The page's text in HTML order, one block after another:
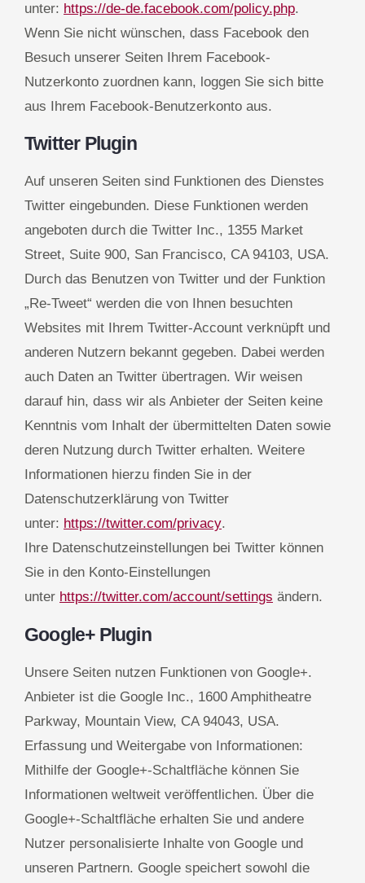
unter: https://de-de.facebook.com/policy.php.
Wenn Sie nicht wünschen, dass Facebook den
Besuch unserer Seiten Ihrem Facebook-
Nutzerkonto zuordnen kann, loggen Sie sich bitte
aus Ihrem Facebook-Benutzerkonto aus.
Twitter Plugin
Auf unseren Seiten sind Funktionen des Dienstes
Twitter eingebunden. Diese Funktionen werden
angeboten durch die Twitter Inc., 1355 Market
Street, Suite 900, San Francisco, CA 94103, USA.
Durch das Benutzen von Twitter und der Funktion
„Re-Tweet“ werden die von Ihnen besuchten
Websites mit Ihrem Twitter-Account verknüpft und
anderen Nutzern bekannt gegeben. Dabei werden
auch Daten an Twitter übertragen. Wir weisen
darauf hin, dass wir als Anbieter der Seiten keine
Kenntnis vom Inhalt der übermittelten Daten sowie
deren Nutzung durch Twitter erhalten. Weitere
Informationen hierzu finden Sie in der
Datenschutzerklärung von Twitter
unter: https://twitter.com/privacy.
Ihre Datenschutzeinstellungen bei Twitter können
Sie in den Konto-Einstellungen
unter https://twitter.com/account/settings ändern.
Google+ Plugin
Unsere Seiten nutzen Funktionen von Google+.
Anbieter ist die Google Inc., 1600 Amphitheatre
Parkway, Mountain View, CA 94043, USA.
Erfassung und Weitergabe von Informationen:
Mithilfe der Google+-Schaltfläche können Sie
Informationen weltweit veröffentlichen. Über die
Google+-Schaltfläche erhalten Sie und andere
Nutzer personalisierte Inhalte von Google und
unseren Partnern. Google speichert sowohl die